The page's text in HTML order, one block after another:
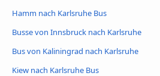
Hamm nach Karlsruhe Bus
Busse von Innsbruck nach Karlsruhe
Bus von Kaliningrad nach Karlsruhe
Kiew nach Karlsruhe Bus